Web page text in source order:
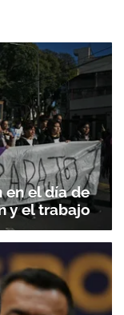
en el día de
y el trabajo